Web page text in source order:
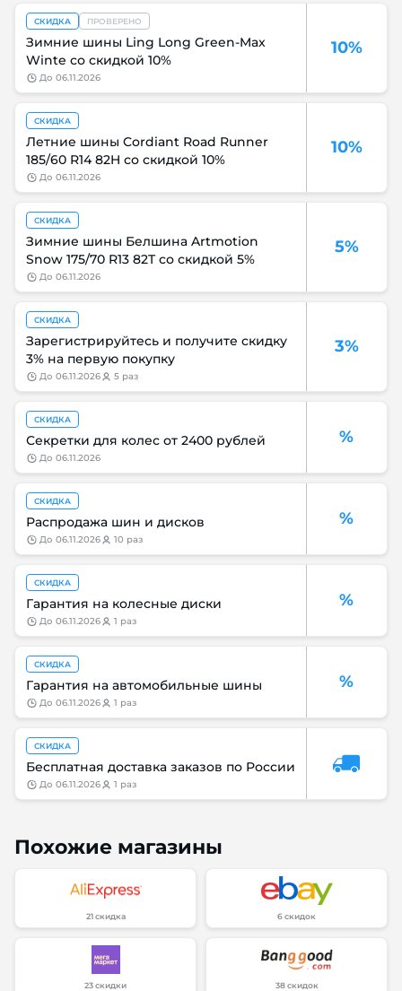
10%
СКИДКА ПРОВЕРЕНО
Зимние шины Ling Long Green-Max
Winte со скидкой 10%
до 06.11.2026
10%
СКИДКА
Летние шины Cordiant Road Runner
185/60 R14 82H со скидкой 10%
до 06.11.2026
5%
СКИДКА
Зимние шины Белшина Artmotion
Snow 175/70 R13 82T со скидкой 5%
до 06.11.2026
3%
СКИДКА
Зарегистрируйтесь и получите скидку
3% на первую покупку
до 06.11.2026 5 раз
%
СКИДКА
Секретки для колес от 2400 рублей
до 06.11.2026
%
СКИДКА
Распродажа шин и дисков
до 06.11.2026 10 раз
%
СКИДКА
Гарантия на колесные диски
до 06.11.2026 1 раз
%
СКИДКА
Гарантия на автомобильные шины
до 06.11.2026 1 раз
СКИДКА
Бесплатная доставка заказов по России
до 06.11.2026 1 раз
Похожие магазины
21 скидка 6 скидок
23 скидки 38 скидок